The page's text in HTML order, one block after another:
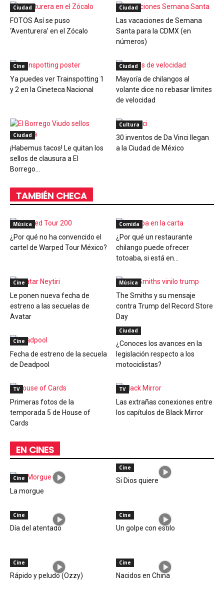
Ciudad
FOTOS Así se puso
‘Aventurera’ en el Zócalo
Ciudad
Las vacaciones de Semana
Santa para la CDMX (en
números)
Cine
Ya puedes ver Trainspotting 1
y 2 en la Cineteca Nacional
Ciudad
Mayoría de chilangos al
volante dice no rebasar límites
de velocidad
Ciudad
¡Habemus tacos! Le quitan los
sellos de clausura a El
Borrego...
Cultura
30 inventos de Da Vinci llegan
a la Ciudad de México
TAMBIÉN CHECA
Música
¿Por qué no ha convencido el
cartel de Warped Tour México?
Comida
¿Por qué un restaurante
chilango puede ofrecer
totoaba, si está en...
Cine
Le ponen nueva fecha de
estreno a las secuelas de
Avatar
Música
The Smiths y su mensaje
contra Trump del Record Store
Day
Cine
Fecha de estreno de la secuela
de Deadpool
Ciudad
¿Conoces los avances en la
legislación respecto a los
motociclistas?
TV
Primeras fotos de la
temporada 5 de House of
Cards
TV
Las extrañas conexiones entre
los capítulos de Black Mirror
EN CINES
Cine
La morgue
Cine
Si Dios quiere
Cine
Día del atentado
Cine
Un golpe con estilo
Cine
Rápido y peludo (Ozzy)
Cine
Nacidos en China